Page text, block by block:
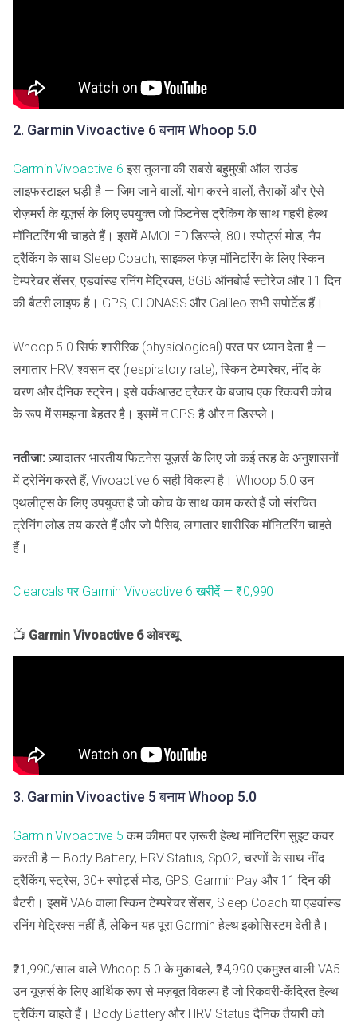
2. Garmin Vivoactive 6 बनाम Whoop 5.0
Garmin Vivoactive 6 इस तुलना की सबसे बहुमुखी ऑल-राउंड
लाइफस्टाइल घड़ी है — जिम जाने वालों, योग करने वालों, तैराकों और ऐसे
रोज़मर्रा के यूज़र्स के लिए उपयुक्त जो फिटनेस ट्रैकिंग के साथ गहरी हेल्थ
मॉनिटरिंग भी चाहते हैं। इसमें AMOLED डिस्प्ले, 80+ स्पोर्ट्स मोड, नैप
ट्रैकिंग के साथ Sleep Coach, साइकल फेज़ मॉनिटरिंग के लिए स्किन
टेम्परेचर सेंसर, एडवांस्ड रनिंग मेट्रिक्स, 8GB ऑनबोर्ड स्टोरेज और 11 दिन
की बैटरी लाइफ है। GPS, GLONASS और Galileo सभी सपोर्टेड हैं।
Whoop 5.0 सिर्फ शारीरिक (physiological) परत पर ध्यान देता है —
लगातार HRV, श्वसन दर (respiratory rate), स्किन टेम्परेचर, नींद के
चरण और दैनिक स्ट्रेन। इसे वर्कआउट ट्रैकर के बजाय एक रिकवरी कोच
के रूप में समझना बेहतर है। इसमें न GPS है और न डिस्प्ले।
नतीजा:ज़्यादातर भारतीय फिटनेस यूज़र्स के लिए जो कई तरह के अनुशासनों
में ट्रेनिंग करते हैं, Vivoactive 6 सही विकल्प है। Whoop 5.0 उन
एथलीट्स के लिए उपयुक्त है जो कोच के साथ काम करते हैं जो संरचित
ट्रेनिंग लोड तय करते हैं और जो पैसिव, लगातार शारीरिक मॉनिटरिंग चाहते
हैं।
Clearcals पर Garmin Vivoactive 6 खरीदें — ₹40,990
📺 Garmin Vivoactive 6 ओवरव्यू
3. Garmin Vivoactive 5 बनाम Whoop 5.0
Garmin Vivoactive 5 कम कीमत पर ज़रूरी हेल्थ मॉनिटरिंग सुइट कवर
करती है — Body Battery, HRV Status, SpO2, चरणों के साथ नींद
ट्रैकिंग, स्ट्रेस, 30+ स्पोर्ट्स मोड, GPS, Garmin Pay और 11 दिन की
बैटरी। इसमें VA6 वाला स्किन टेम्परेचर सेंसर, Sleep Coach या एडवांस्ड
रनिंग मेट्रिक्स नहीं हैं, लेकिन यह पूरा Garmin हेल्थ इकोसिस्टम देती है।
₹21,990/साल वाले Whoop 5.0 के मुकाबले, ₹24,990 एकमुश्त वाली VA5
उन यूज़र्स के लिए आर्थिक रूप से मज़बूत विकल्प है जो रिकवरी-केंद्रित हेल्थ
ट्रैकिंग चाहते हैं। Body Battery और HRV Status दैनिक तैयारी को